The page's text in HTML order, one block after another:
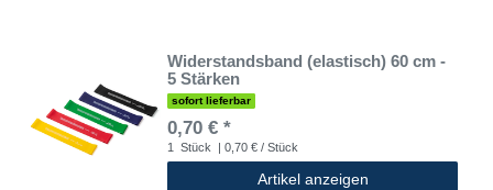
Widerstandsband (elastisch) 60 cm -
5 Stärken
sofort lieferbar
0,70 € *
1 Stück | 0,70 € / Stück
Artikel anzeigen